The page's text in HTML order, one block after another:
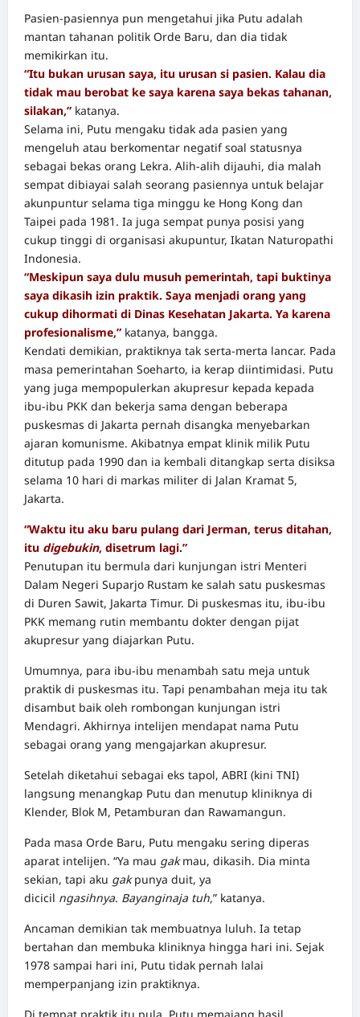
Pasien-pasiennya pun mengetahui jika Putu adalah
mantan tahanan politik Orde Baru, dan dia tidak
memikirkan itu.
“Itu bukan urusan saya, itu urusan si pasien. Kalau dia
tidak mau berobat ke saya karena saya bekas tahanan,
silakan,” katanya.
Selama ini, Putu mengaku tidak ada pasien yang
mengeluh atau berkomentar negatif soal statusnya
sebagai bekas orang Lekra. Alih-alih dijauhi, dia malah
sempat dibiayai salah seorang pasiennya untuk belajar
akunpuntur selama tiga minggu ke Hong Kong dan
Taipei pada 1981. Ia juga sempat punya posisi yang
cukup tinggi di organisasi akupuntur, Ikatan Naturopathi
Indonesia.
“Meskipun saya dulu musuh pemerintah, tapi buktinya
saya dikasih izin praktik. Saya menjadi orang yang
cukup dihormati di Dinas Kesehatan Jakarta. Ya karena
profesionalisme,” katanya, bangga.
Kendati demikian, praktiknya tak serta-merta lancar. Pada
masa pemerintahan Soeharto, ia kerap diintimidasi. Putu
yang juga mempopulerkan akupresur kepada kepada
ibu-ibu PKK dan bekerja sama dengan beberapa
puskesmas di Jakarta pernah disangka menyebarkan
ajaran komunisme. Akibatnya empat klinik milik Putu
ditutup pada 1990 dan ia kembali ditangkap serta disiksa
selama 10 hari di markas militer di Jalan Kramat 5,
Jakarta.
“Waktu itu aku baru pulang dari Jerman, terus ditahan,
itu digebukin, disetrum lagi.”
Penutupan itu bermula dari kunjungan istri Menteri
Dalam Negeri Suparjo Rustam ke salah satu puskesmas
di Duren Sawit, Jakarta Timur. Di puskesmas itu, ibu-ibu
PKK memang rutin membantu dokter dengan pijat
akupresur yang diajarkan Putu.
Umumnya, para ibu-ibu menambah satu meja untuk
praktik di puskesmas itu. Tapi penambahan meja itu tak
disambut baik oleh rombongan kunjungan istri
Mendagri. Akhirnya intelijen mendapat nama Putu
sebagai orang yang mengajarkan akupresur.
Setelah diketahui sebagai eks tapol, ABRI (kini TNI)
langsung menangkap Putu dan menutup kliniknya di
Klender, Blok M, Petamburan dan Rawamangun.
Pada masa Orde Baru, Putu mengaku sering diperas
aparat intelijen. “Ya mau gakmau, dikasih. Dia minta
sekian, tapi aku gakpunya duit, ya
dicicil ngasihnya. Bayanginaja tuh,” katanya.
Ancaman demikian tak membuatnya luluh. Ia tetap
bertahan dan membuka kliniknya hingga hari ini. Sejak
1978 sampai hari ini, Putu tidak pernah lalai
memperpanjang izin praktiknya.
Di tempat praktik itu pula, Putu memajang hasil